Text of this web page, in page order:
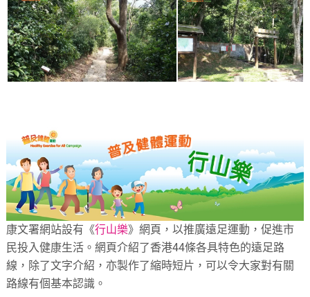
康文署網站設有《行山樂》網頁，以推廣遠足運動，促進市
民投入健康生活。網頁介紹了香港44條各具特色的遠足路
線，除了文字介紹，亦製作了縮時短片，可以令大家對有關
路線有個基本認識。